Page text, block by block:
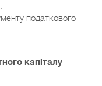
податкового
капіталу